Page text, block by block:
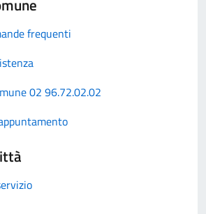
frequenti
02 96.72.02.02